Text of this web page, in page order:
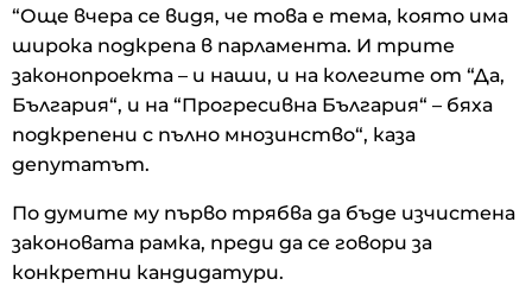
“Още вчера се видя, че това е тема, която има
широка подкрепа в парламента. И трите
законопроекта – и наши, и на колегите от “Да,
България“, и на “Прогресивна България“ – бяха
подкрепени с пълно мнозинство“, каза
депутатът.
По думите му първо трябва да бъде изчистена
законовата рамка, преди да се говори за
конкретни кандидатури.